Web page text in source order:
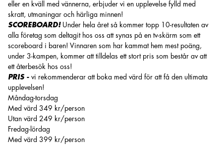
eller en kväll med vännerna, erbjuder vi en upplevelse fylld med
skratt, utmaningar och härliga minnen!
SCOREBOARD!Under hela året så kommer topp 10-resultaten av
alla företag som deltagit hos oss att synas på en tv-skärm som ett
scoreboard i baren! Vinnaren som har kammat hem mest poäng,
under 3-kampen, kommer att tilldelas ett stort pris som består av att
ett återbesök hos oss!
PRIS - vi rekommenderar att boka med värd för att få den ultimata
upplevelsen!
Måndag-torsdag
Med värd 349 kr/person
Utan värd 249 kr/person
Fredag-lördag
Med värd 399 kr/person